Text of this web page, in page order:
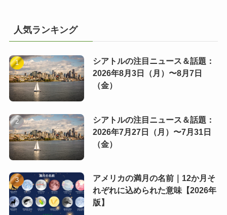
人気ランキング
シアトルの注目ニュース＆話題：
2026年8月3日（月）〜8月7日
（金）
シアトルの注目ニュース＆話題：
2026年7月27日（月）〜7月31日
（金）
アメリカの満月の名前｜12か月そ
れぞれに込められた意味【2026年
版】